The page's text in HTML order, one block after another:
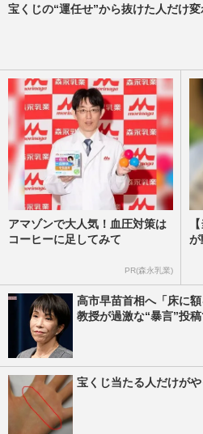
宝くじの“運任せ”から抜けた人だけ変
アマゾンで大人気！血圧対策は
コーヒーに足してみて
PR(森永乳業)
が
高市早苗首相へ「床に
教授が過激な“暴言”投
宝くじ当たる人だけが